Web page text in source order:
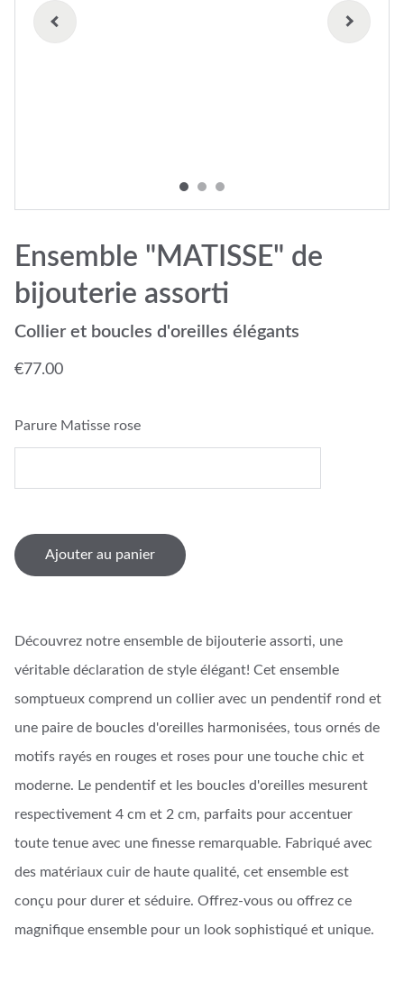
Ensemble "MATISSE" de
bijouterie assorti
Collier et boucles d'oreilles élégants
€77.00
Parure Matisse rose
Ajouter au panier
Découvrez notre ensemble de bijouterie assorti, une
véritable déclaration de style élégant! Cet ensemble
somptueux comprend un collier avec un pendentif rond et
une paire de boucles d'oreilles harmonisées, tous ornés de
motifs rayés en rouges et roses pour une touche chic et
moderne. Le pendentif et les boucles d'oreilles mesurent
respectivement 4 cm et 2 cm, parfaits pour accentuer
toute tenue avec une finesse remarquable. Fabriqué avec
des matériaux cuir de haute qualité, cet ensemble est
conçu pour durer et séduire. Offrez-vous ou offrez ce
magnifique ensemble pour un look sophistiqué et unique.